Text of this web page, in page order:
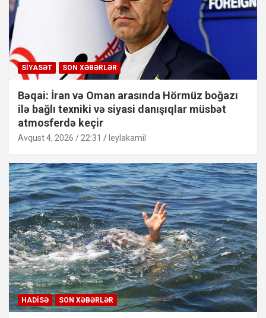
SIYASƏT SON XƏBƏRLƏR
Bəqai: İran və Oman arasında Hörmüz boğazı
ilə bağlı texniki və siyasi danışıqlar müsbət
atmosferdə keçir
Avqust 4, 2026 / 22:31 leylakamil
HADISƏ SON XƏBƏRLƏR